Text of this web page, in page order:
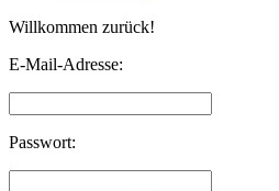
Willkommen zurück!
E-Mail-Adresse:
Passwort: